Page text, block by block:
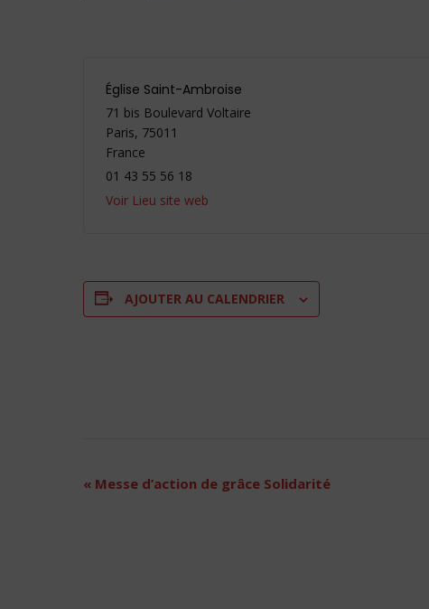
Église Saint-Ambroise
71 bis Boulevard Voltaire
Paris, 75011
France
01 43 55 56 18
Voir Lieu site web
AJOUTER AU CALENDRIER
Navigation
«Messe d’action de grâce Solidarité